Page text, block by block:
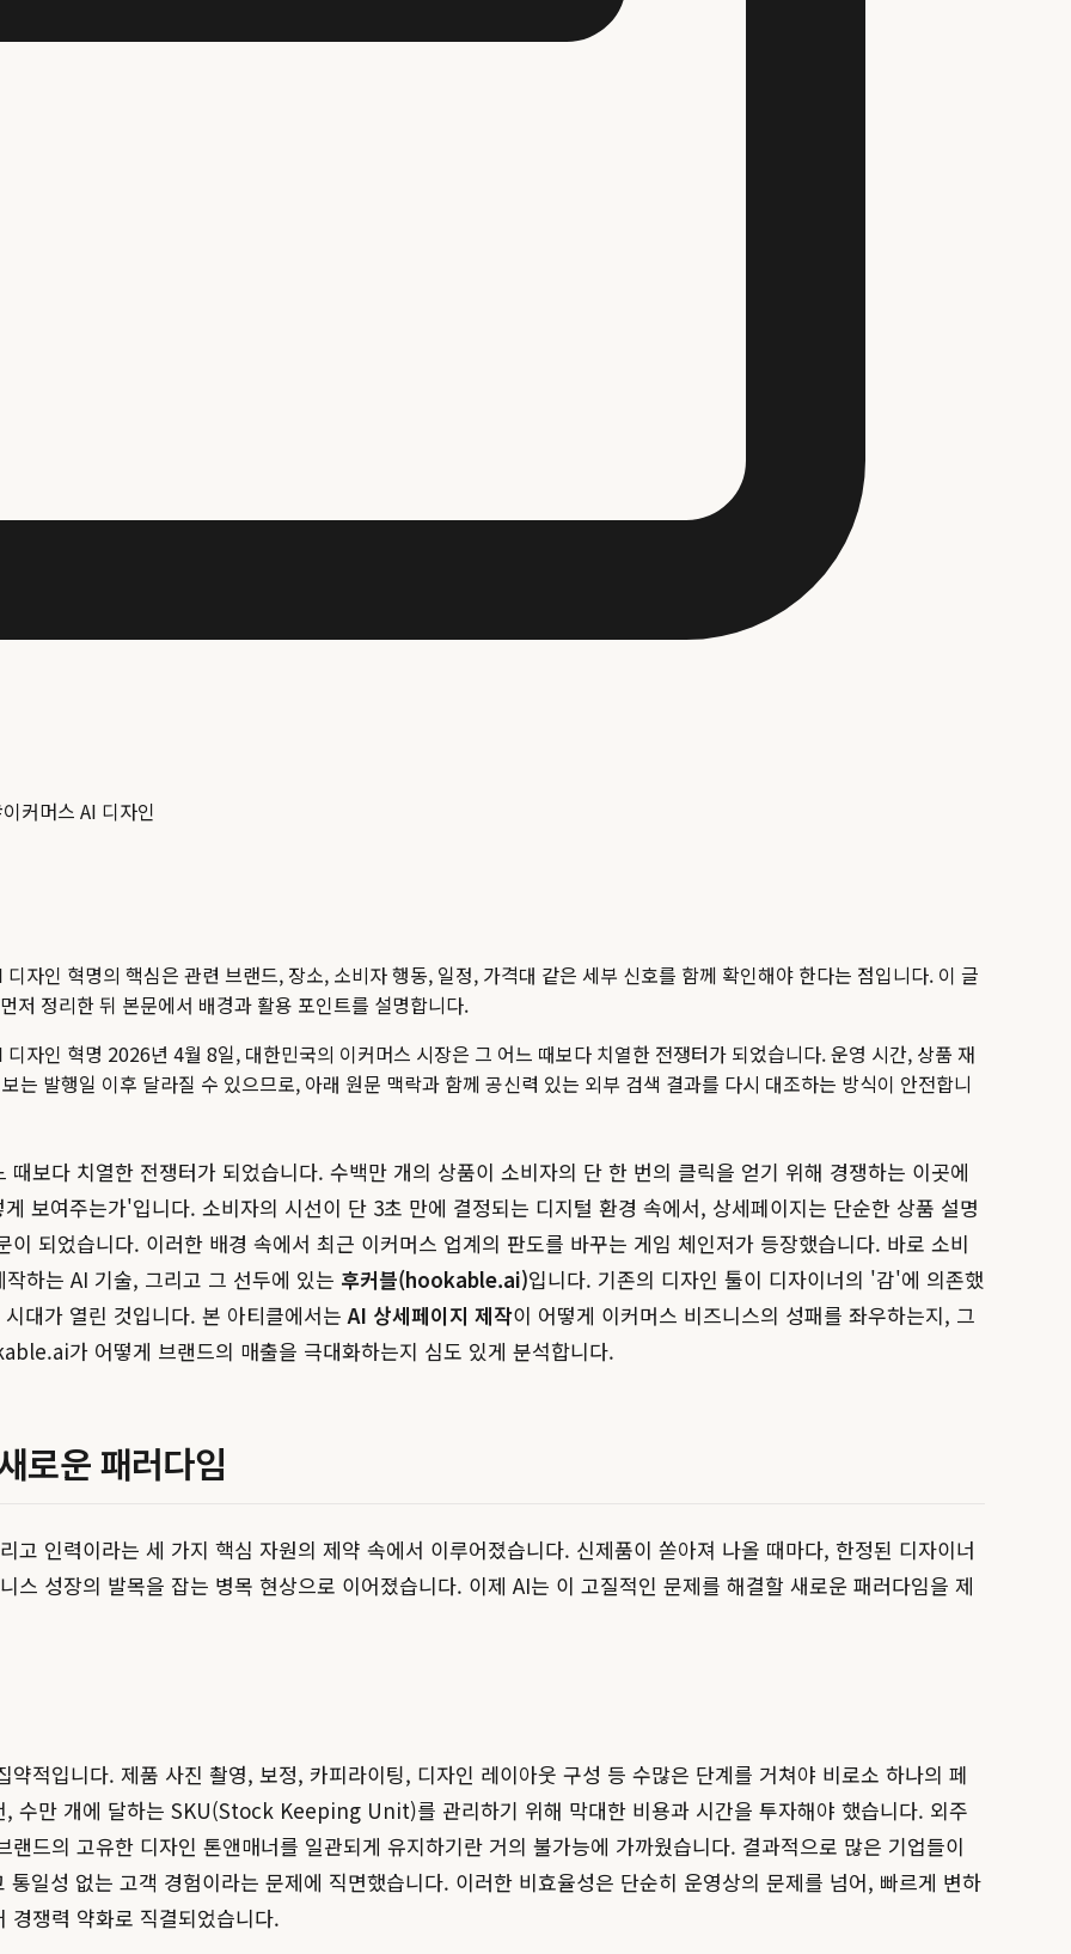
이커머스 AI 디자인
자인 혁명의 핵심은 관련 브랜드, 장소, 소비자 행동, 일정, 가격대 같은 세부 신호를 함께 확인해야 한다는 점입니다. 이 글
저 정리한 뒤 본문에서 배경과 활용 포인트를 설명합니다.
자인 혁명 2026년 4월 8일, 대한민국의 이커머스 시장은 그 어느 때보다 치열한 전쟁터가 되었습니다.운영 시간, 상품 재
는 발행일 이후 달라질 수 있으므로, 아래 원문 맥락과 함께 공신력 있는 외부 검색 결과를 다시 대조하는 방식이 안전합니
보다 치열한 전쟁터가 되었습니다. 수백만 개의 상품이 소비자의 단 한 번의 클릭을 얻기 위해 경쟁하는 이곳에
보여주는가'입니다. 소비자의 시선이 단 3초 만에 결정되는 디지털 환경 속에서, 상세페이지는 단순한 상품 설명
되었습니다. 이러한 배경 속에서 최근 이커머스 업계의 판도를 바꾸는 게임 체인저가 등장했습니다. 바로 소비
하는 AI 기술, 그리고 그 선두에 있는 후커블(hookable.ai)입니다. 기존의 디자인 툴이 디자이너의 '감'에 의존했
대가 열린 것입니다. 본 아티클에서는 AI 상세페이지 제작이 어떻게 이커머스 비즈니스의 성패를 좌우하는지, 그
가 어떻게 브랜드의 매출을 극대화하는지 심도 있게 분석합니다.
로운 패러다임
고 인력이라는 세 가지 핵심 자원의 제약 속에서 이루어졌습니다. 신제품이 쏟아져 나올 때마다, 한정된 디자이너
스 성장의 발목을 잡는 병목 현상으로 이어졌습니다. 이제 AI는 이 고질적인 문제를 해결할 새로운 패러다임을 제
적입니다. 제품 사진 촬영, 보정, 카피라이팅, 디자인 레이아웃 구성 등 수많은 단계를 거쳐야 비로소 하나의 페
, 수만 개에 달하는 SKU(Stock Keeping Unit)를 관리하기 위해 막대한 비용과 시간을 투자해야 했습니다. 외주
드의 고유한 디자인 톤앤매너를 일관되게 유지하기란 거의 불가능에 가까웠습니다. 결과적으로 많은 기업들이
일성 없는 고객 경험이라는 문제에 직면했습니다. 이러한 비효율성은 단순히 운영상의 문제를 넘어, 빠르게 변하
경쟁력 약화로 직결되었습니다.